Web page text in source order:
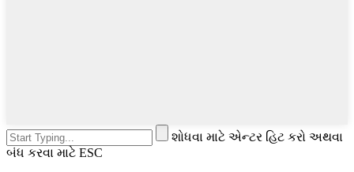
શોધવા માટે એન્ટર હિટ કરો અથવા
બંધ કરવા માટે ESC